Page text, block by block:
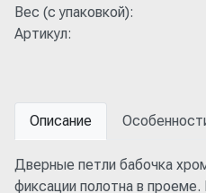
Вес (с упаковкой):
Артикул:
Описание
Дверные петли бабочка
фиксации полотна в